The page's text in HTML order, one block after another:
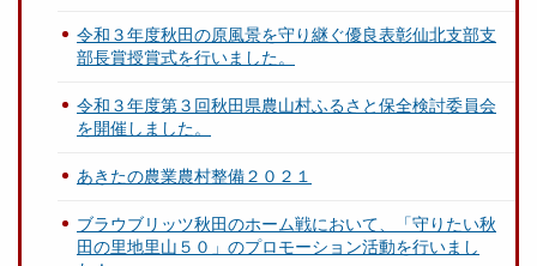
令和３年度秋田の原風景を守り継ぐ優良表彰仙北支部支
部長賞授賞式を行いました。
令和３年度第３回秋田県農山村ふるさと保全検討委員会
を開催しました。
あきたの農業農村整備２０２１
ブラウブリッツ秋田のホーム戦において、「守りたい秋
田の里地里山５０」のプロモーション活動を行いまし